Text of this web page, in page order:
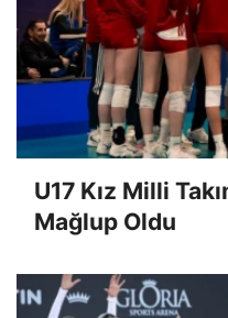
U17 Kız Milli
Mağlup Oldu